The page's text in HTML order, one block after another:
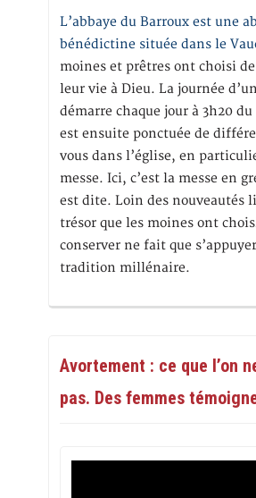
L’abbaye du Barroux est une
bénédictine située dans le
moines et prêtres ont choisi
leur vie à Dieu. La journée
démarre chaque jour à 3h20
est ensuite ponctuée de
vous dans l’église, en
messe. Ici, c’est la messe en
est dite. Loin des nouveautés
trésor que les moines ont
conserver ne fait que
tradition millénaire.
Avortement : ce que l’on
pas. Des femmes